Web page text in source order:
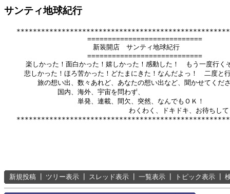
サンティ地球紀行
          　　       ============================
              　      新装開店　サンティ地球紀行
          　　       ============================
楽しかった！面白かった！嬉しかった！感動した！　もう一度行く
悲しかった！ほろ苦かった！どたまにきた！なんだよっ！　二度と
旅の想い出、数々あれど、あなたの想い出など、聞かせてくだ
国内、海外、宇宙を問わず、
単発、連載、間欠、突然、なんでもＯＫ！
わくわく、ドキドキ、お待ちしてま
新規投稿 ツリー表示 スレッド表示 一覧表示 トピック表示